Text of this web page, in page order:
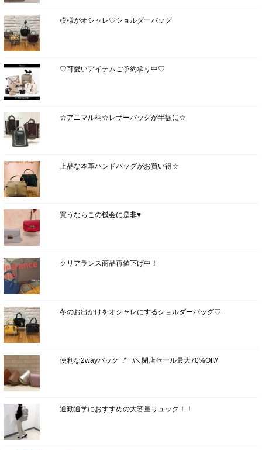
模様がオシャレ♡ショルダーバッグ
♡可愛いアイテムご予約承り中♡
☆アニマル柄☆レザーバッグが半額に☆
上品な本革ハンドバッグがお買い得☆
買うならこの機会に是非♥
クリアランス商品再値下げ中！
冬のお出かけをオシャレにするショルダーバッグ♡
便利な2wayバッグ･:*+.\＼閉店セール最大70%Off//
通勤通学におすすめの大容量リュック！！